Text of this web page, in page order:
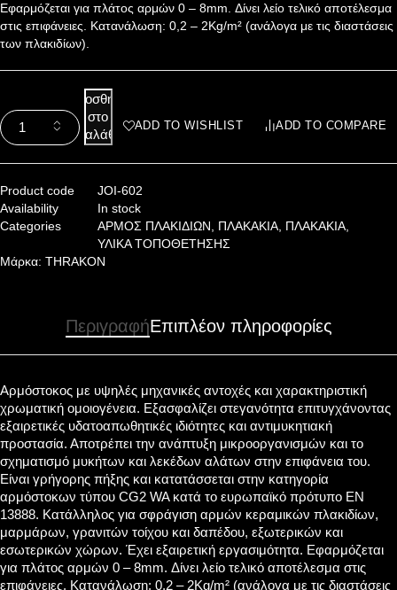
Εφαρμόζεται για πλάτος αρμών 0 – 8mm. Δίνει λείο τελικό αποτέλεσμα
στις επιφάνειες. Κατανάλωση: 0,2 – 2Kg/m² (ανάλογα με τις διαστάσεις
των πλακιδίων).
Προσθήκη
στο
καλάθι
ADD TO WISHLIST ADD TO COMPARE
Product code
JOI-602
Availability
In stock
Categories
ΑΡΜΟΣ ΠΛΑΚΙΔΙΩΝ, ΠΛΑΚΑΚΙΑ, ΠΛΑΚΑΚΙΑ,
ΥΛΙΚΑ ΤΟΠΟΘΕΤΗΣΗΣ
Μάρκα: THRAKON
ΠεριγραφήΕπιπλέον πληροφορίες
Αρμόστοκος με υψηλές μηχανικές αντοχές και χαρακτηριστική
χρωματική ομοιογένεια. Εξασφαλίζει στεγανότητα επιτυγχάνοντας
εξαιρετικές υδατοαπωθητικές ιδιότητες και αντιμυκητιακή
προστασία. Αποτρέπει την ανάπτυξη μικροοργανισμών και το
σχηματισμό μυκήτων και λεκέδων αλάτων στην επιφάνεια του.
Είναι γρήγορης πήξης και κατατάσσεται στην κατηγορία
αρμόστοκων τύπου CG2 WA κατά το ευρωπαϊκό πρότυπο EN
13888. Κατάλληλος για σφράγιση αρμών κεραμικών πλακιδίων,
μαρμάρων, γρανιτών τοίχου και δαπέδου, εξωτερικών και
εσωτερικών χώρων. Έχει εξαιρετική εργασιμότητα. Εφαρμόζεται
για πλάτος αρμών 0 – 8mm. Δίνει λείο τελικό αποτέλεσμα στις
επιφάνειες. Κατανάλωση: 0,2 – 2Kg/m² (ανάλογα με τις διαστάσεις